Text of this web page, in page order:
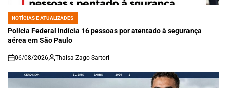
POSTED
IN
NOTÍCIAS E ATUALIZADES
Polícia Federal indícia 16 pessoas por atentado à segurança
aérea em São Paulo
on
06/08/2026 Thaisa Zago Sartori